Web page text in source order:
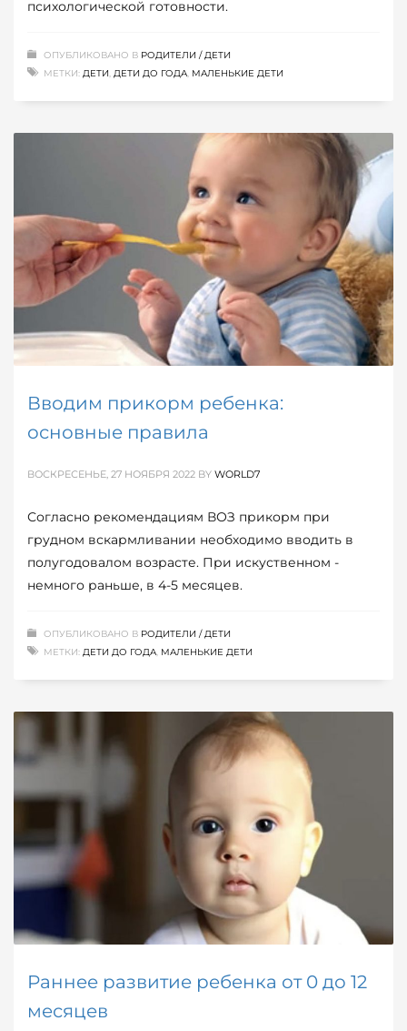
психологической готовности.
ОПУБЛИКОВАНО В РОДИТЕЛИ / ДЕТИ
МЕТКИ: ДЕТИ, ДЕТИ ДО ГОДА, МАЛЕНЬКИЕ ДЕТИ
Вводим прикорм ребенка:
основные правила
ВОСКРЕСЕНЬЕ, 27 НОЯБРЯ 2022 BY WORLD7
Согласно рекомендациям ВОЗ прикорм при
грудном вскармливании необходимо вводить в
полугодовалом возрасте. При искуственном -
немного раньше, в 4-5 месяцев.
ОПУБЛИКОВАНО В РОДИТЕЛИ / ДЕТИ
МЕТКИ: ДЕТИ ДО ГОДА, МАЛЕНЬКИЕ ДЕТИ
Раннее развитие ребенка от 0 до 12
месяцев